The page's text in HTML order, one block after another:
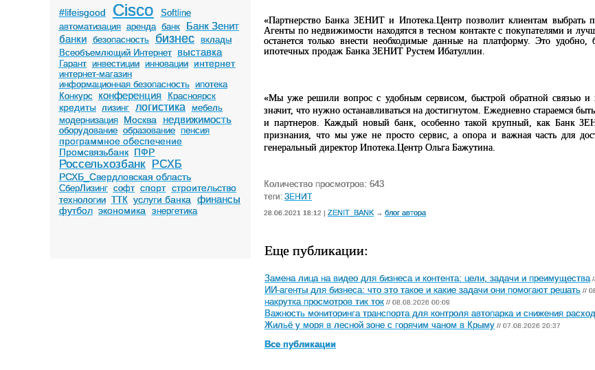
#lifeisgood Cisco
Softline
автоматизация аренда банк
Банк Зенит
банки безопасность бизнес
вклады
Всеобъемлющий Интернет
выставка
Гарант инвестиции инновации интернет
интернет-магазин
информационная безопасность ипотека
Конкурс
конференция Красноярск
кредиты лизинг логистика
мебель
модернизация
Москва недвижимость
оборудование образование пенсия
программное обеспечение
Промсвязьбанк ПФР
Россельхозбанк РСХБ
РСХБ_Свердловская область
СберЛизинг софт спорт строительство
технологии ТТК услуги банка финансы
футбол экономика энергетика
«Партнерство Банка ЗЕНИТ и Ипотека.Центр позволит клиентам выбрать
Агенты по недвижимости находятся в тесном контакте с покупателями и
останется только внести необходимые данные на платформу. Это
ипотечных продаж Банка ЗЕНИТ Рустем Ибатуллин.
«Мы уже решили вопрос с удобным сервисом, быстрой обратной связью и
значит, что нужно останавливаться на достигнутом. Ежедневно стараемся
и партнеров. Каждый новый банк, особенно такой крупный, как Банк
признания, что мы уже не просто сервис, а опора и важная часть для
генеральный директор Ипотека.Центр Ольга Бажутина.
Количество просмотров: 643
теги: ЗЕНИТ
28.06.2021 18:12 | ZENIT_BANK → блог автора
Еще публикации:
Замена лица на видео для бизнеса и контента: цели, задачи и преимущества
ИИ-агенты для бизнеса: что это такое и какие задачи они помогают решать //
накрутка просмотров тик ток // 08.08.2026 00:09
Важность мониторинга транспорта для контроля автопарка и снижения
Жильё у моря в лесной зоне с горячим чаном в Крыму // 07.08.2026 20:37
Все публикации